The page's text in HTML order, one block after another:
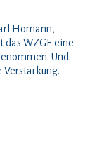
Homann,
das WZGE eine
Und: